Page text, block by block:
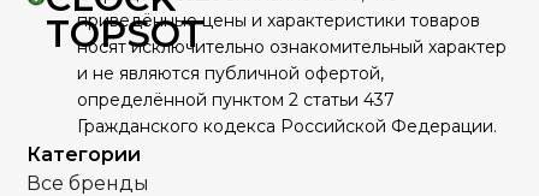
ЦВЕТ КОРПУСА Серебро
Белый ,
Желтый
ЦВЕТ КОРПУСА Серебро
ЦИФЕРБЛАТ
КОРПУС
Качественная
часовая сталь
МЕХАНИЗМ Механика
КОРПУС
Качественная
МЕХАНИЗМ Механика
TOPSOT
приведённые цены и характеристики товаров
носят исключительно ознакомительный характер
и не являются публичной офертой,
определённой пунктом 2 статьи 437
Гражданского кодекса Российской Федерации.
Категории
Все бренды